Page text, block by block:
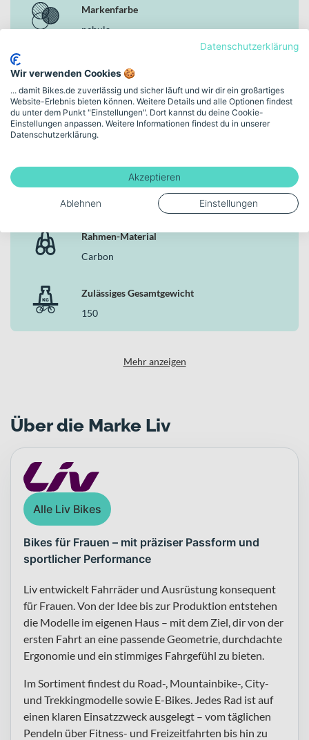
sportliche Bandbreite
CADEX GX 700x40C Reifen mit Pannenschutz an beiden
Performance auf langen Distanzen
Zulässiges Gesamtgewicht von 150 kg für vielseitige
Einsatzmöglichkeiten
Warum dieses Bike in der Kategorie Gravel Bikes
In der Kategorie Gravel Bikes steht Performance im Mittelpunkt –
und genau hier spielt das Liv seine Stärken aus. Der konsequente
Einsatz von Carbon an Rahmen, Gabel und Sattelstütze, die 24-
Gang-Kettenschaltung sowie die hydraulischen Scheibenbremsen
Zuverlässigkeit ausgelegt ist. Wenn du im Gelände nicht nur fahren,
sondern angreifen willst, findest du hier das passende Setup für
Markenfarbe
nebula
Rahmenhöhe
M | (28")
Schaltungstyp
Kettenschaltung
Hydraulische Scheibenbremse
Rahmen-Material
Carbon
Zulässiges Gesamtgewicht
150
Mehr anzeigen
Über die Marke Liv
Alle Liv Bikes
Bikes für Frauen – mit präziser Passform und
sportlicher Performance
Liv entwickelt Fahrräder und Ausrüstung konsequent
für Frauen. Von der Idee bis zur Produktion entstehen
die Modelle im eigenen Haus – mit dem Ziel, dir von der
ersten Fahrt an eine passende Geometrie, durchdachte
Ergonomie und ein stimmiges Fahrgefühl zu bieten.
Im Sortiment findest du Road-, Mountainbike-, City-
und Trekkingmodelle sowie E-Bikes. Jedes Rad ist auf
einen klaren Einsatzzweck ausgelegt – vom täglichen
Pendeln über Fitness- und Freizeitfahrten bis hin zu
Datenschutzerklärung
Wir verwenden Cookies 🍪
... damit Bikes.de zuverlässig und sicher läuft und wir dir ein großartiges
Website-Erlebnis bieten können. Weitere Details und alle Optionen findest
du unter dem Punkt "Einstellungen". Dort kannst du deine Cookie-
Einstellungen anpassen. Weitere Informationen findest du in unserer
Datenschutzerklärung.
Akzeptieren
Ablehnen Einstellungen